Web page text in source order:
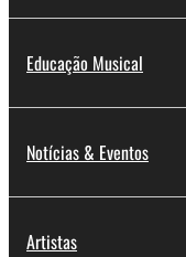
Educação Musical
Notícias & Eventos
Artistas